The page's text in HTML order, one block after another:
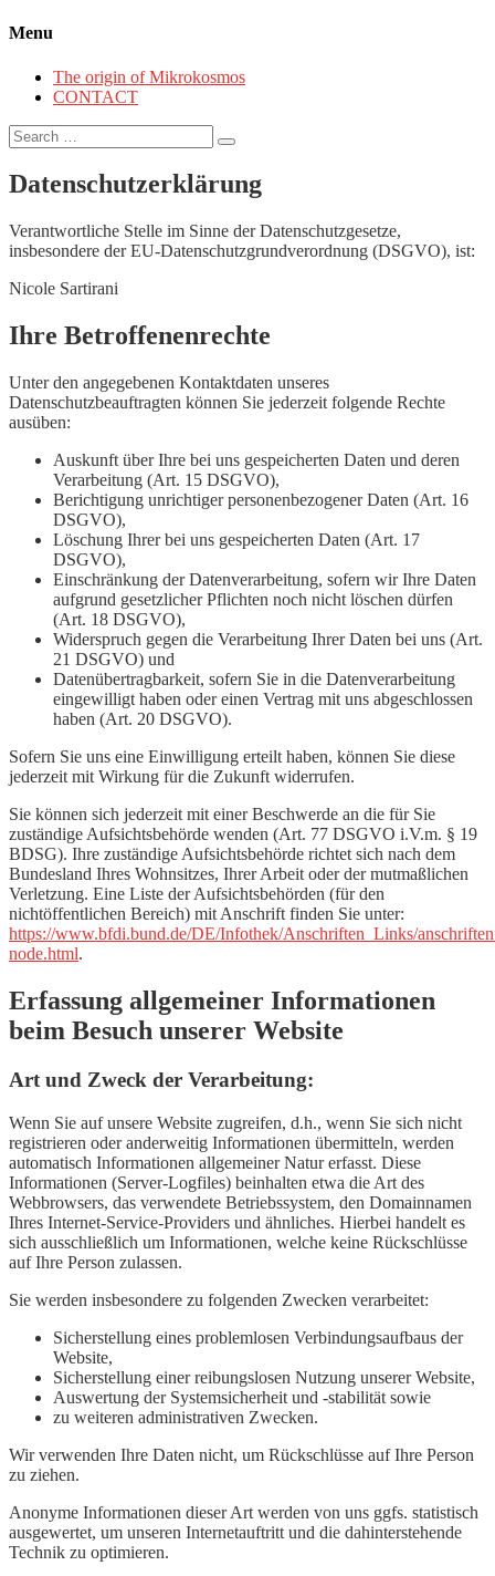
Menu
The origin of Mikrokosmos
CONTACT
Search
for:
Datenschutzerklärung
Verantwortliche Stelle im Sinne der Datenschutzgesetze,
insbesondere der EU-Datenschutzgrundverordnung (DSGVO), ist:
Nicole Sartirani
Ihre Betroffenenrechte
Unter den angegebenen Kontaktdaten unseres
Datenschutzbeauftragten können Sie jederzeit folgende Rechte
ausüben:
Auskunft über Ihre bei uns gespeicherten Daten und deren
Verarbeitung (Art. 15 DSGVO),
Berichtigung unrichtiger personenbezogener Daten (Art. 16
DSGVO),
Löschung Ihrer bei uns gespeicherten Daten (Art. 17
DSGVO),
Einschränkung der Datenverarbeitung, sofern wir Ihre Daten
aufgrund gesetzlicher Pflichten noch nicht löschen dürfen
(Art. 18 DSGVO),
Widerspruch gegen die Verarbeitung Ihrer Daten bei uns (Art.
21 DSGVO) und
Datenübertragbarkeit, sofern Sie in die Datenverarbeitung
eingewilligt haben oder einen Vertrag mit uns abgeschlossen
haben (Art. 20 DSGVO).
Sofern Sie uns eine Einwilligung erteilt haben, können Sie diese
jederzeit mit Wirkung für die Zukunft widerrufen.
Sie können sich jederzeit mit einer Beschwerde an die für Sie
zuständige Aufsichtsbehörde wenden (Art. 77 DSGVO i.V.m. § 19
BDSG). Ihre zuständige Aufsichtsbehörde richtet sich nach dem
Bundesland Ihres Wohnsitzes, Ihrer Arbeit oder der mutmaßlichen
Verletzung. Eine Liste der Aufsichtsbehörden (für den
nichtöffentlichen Bereich) mit Anschrift finden Sie unter:
https://www.bfdi.bund.de/DE/Infothek/Anschriften_Links/
node.html.
Erfassung allgemeiner Informationen
beim Besuch unserer Website
Art und Zweck der Verarbeitung:
Wenn Sie auf unsere Website zugreifen, d.h., wenn Sie sich nicht
registrieren oder anderweitig Informationen übermitteln, werden
automatisch Informationen allgemeiner Natur erfasst. Diese
Informationen (Server-Logfiles) beinhalten etwa die Art des
Webbrowsers, das verwendete Betriebssystem, den Domainnamen
Ihres Internet-Service-Providers und ähnliches. Hierbei handelt es
sich ausschließlich um Informationen, welche keine Rückschlüsse
auf Ihre Person zulassen.
Sie werden insbesondere zu folgenden Zwecken verarbeitet:
Sicherstellung eines problemlosen Verbindungsaufbaus der
Website,
Sicherstellung einer reibungslosen Nutzung unserer Website,
Auswertung der Systemsicherheit und -stabilität sowie
zu weiteren administrativen Zwecken.
Wir verwenden Ihre Daten nicht, um Rückschlüsse auf Ihre Person
zu ziehen.
Anonyme Informationen dieser Art werden von uns ggfs. statistisch
ausgewertet, um unseren Internetauftritt und die dahinterstehende
Technik zu optimieren.